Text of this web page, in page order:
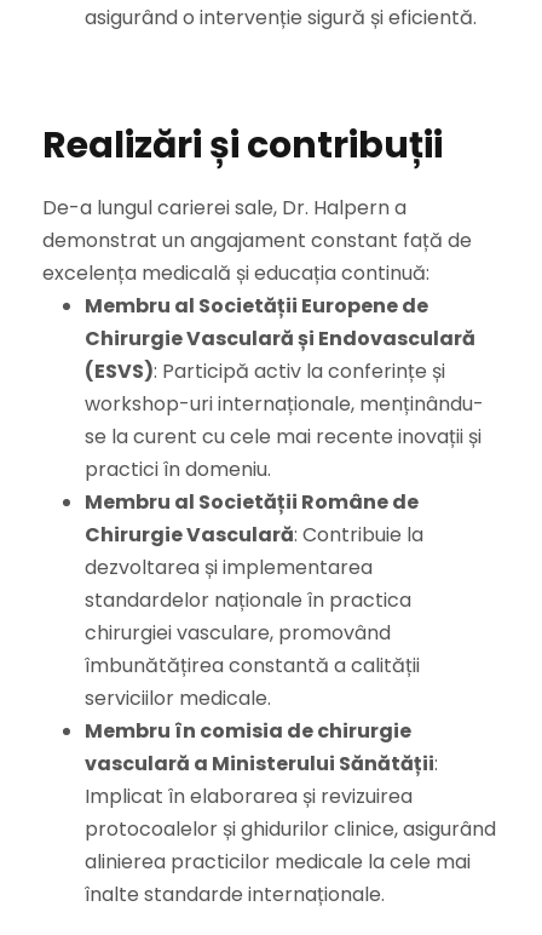
asigurând o intervenție sigură și eficientă.
Realizări și contribuții
De-a lungul carierei sale, Dr. Halpern a
demonstrat un angajament constant față de
excelența medicală și educația continuă:
Membru al Societății Europene de
Chirurgie Vasculară și Endovasculară
(ESVS): Participă activ la conferințe și
workshop-uri internaționale, menținându-
se la curent cu cele mai recente inovații și
practici în domeniu.
Membru al Societății Române de
Chirurgie Vasculară: Contribuie la
dezvoltarea și implementarea
standardelor naționale în practica
chirurgiei vasculare, promovând
îmbunătățirea constantă a calității
serviciilor medicale.
Membru în comisia de chirurgie
vasculară a Ministerului Sănătății:
Implicat în elaborarea și revizuirea
protocoalelor și ghidurilor clinice, asigurând
alinierea practicilor medicale la cele mai
înalte standarde internaționale.